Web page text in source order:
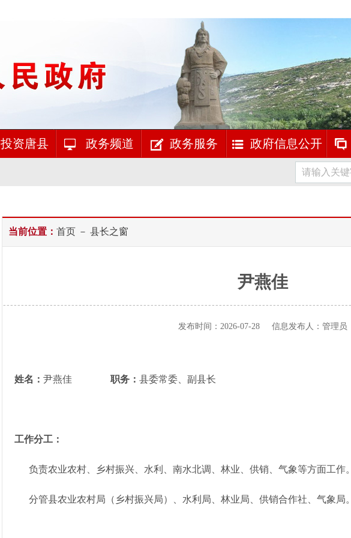
投资唐县 政务频道 政务服务 政府信息公开
当前位置： 首页 － 县长之窗
尹燕佳
发布时间：2026-07-28 信息发布人：管理员
姓名： 尹燕佳 职务： 县委常委、副县长
工作分工：
负责农业农村、乡村振兴、水利、南水北调、林业、供销、气象等方面工作。
分管县农业农村局 （乡村振兴局） 、水利局、 林业局、 供销合作社、气象局。